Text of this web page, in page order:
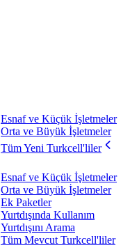
Esnaf ve Küçük İşletmeler
Orta ve Büyük İşletmeler
Tüm Yeni Turkcell'liler
Esnaf ve Küçük İşletmeler
Orta ve Büyük İşletmeler
Ek Paketler
Yurtdışında Kullanım
Yurtdışını Arama
Tüm Mevcut Turkcell'liler